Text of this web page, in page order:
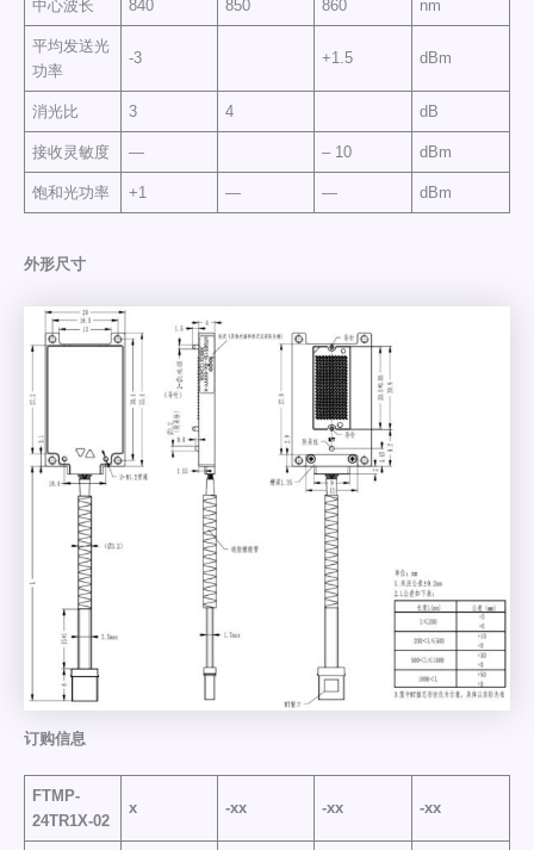
中心波长 840 850 860 nm
平均发送光
功率
-3 +1.5 dBm
消光比 3 4 dB
接收灵敏度 — – 10 dBm
饱和光功率 +1 — — dBm
外形尺寸
订购信息
FTMP-
24TR1X-02
x -xx -xx -xx